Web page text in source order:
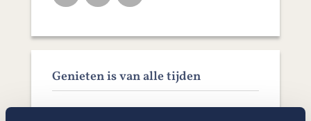
Genieten is van alle tijden